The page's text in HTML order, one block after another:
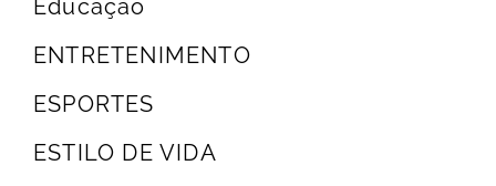
Educação
ENTRETENIMENTO
ESPORTES
ESTILO DE VIDA